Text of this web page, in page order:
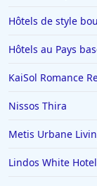
Hôtels avec
Hôtels avec
Hôtels avec
Hôtels avec
Hôtels avec
Hôtels de style
Hôtels au Pays
KaiSol Romance
Nissos Thira
Metis Urbane
Lindos White